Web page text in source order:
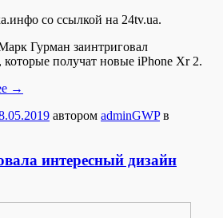
со ссылкой на 24tv.ua.
Гурман заинтриговал
получат новые iPhone Xr 2.
→
автором adminGWPв
интересный дизайн